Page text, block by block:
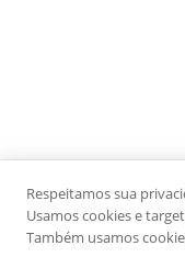
Respeitamos sua
Usamos cookies e
Também usamos